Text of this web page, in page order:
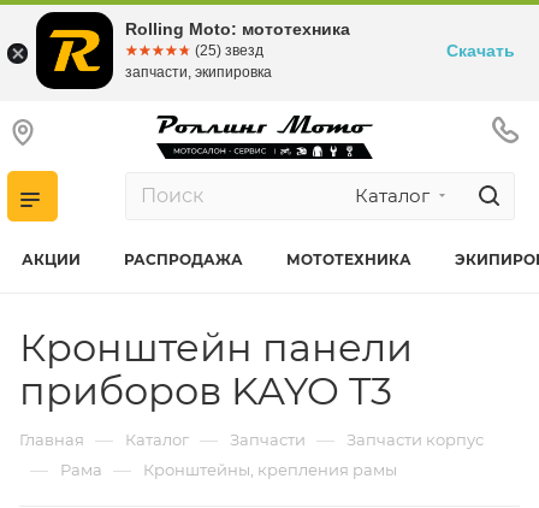
Каталог
АКЦИИ РАСПРОДАЖА МОТОТЕХНИКА
Кронштейн панели
приборов KAYO T3
Главная — Каталог — Запчасти — Запчасти корпус
— Рама — Кронштейны, крепления рамы
Rolling Moto: мототехника
☆☆☆☆☆
★★★★★ (25) звезд
запчасти, экипировка
Скачать